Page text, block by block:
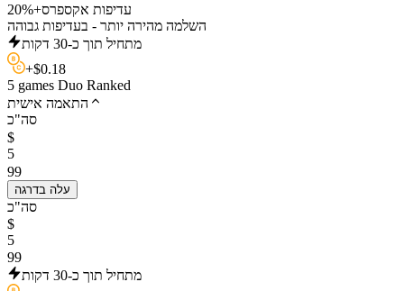
עדיפות אקספרס+20%
השלמה מהירה יותר - בעדיפות גבוהה
מתחיל תוך כ-30 דקות
+$0.18
5 games Duo Ranked
התאמה אישית
סה"כ
$
5
99
עלה בדרגה
סה"כ
$
5
99
מתחיל תוך כ-30 דקות